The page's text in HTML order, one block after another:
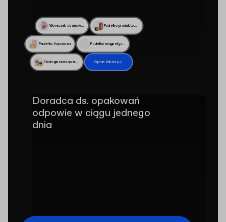
Woreczek strunowy z suwakiem Pudełko produktowe z zatrzaskowym dnem
Pudełko fasonowe Pudełko magnetyczne
Ekologiczna koperta z wypełnieniem Opłać fakturę
Doradca ds. opakowań
odpowie w ciągu jednego
dnia